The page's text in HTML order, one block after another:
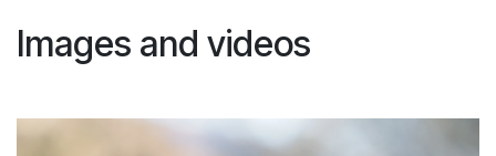
Images and videos